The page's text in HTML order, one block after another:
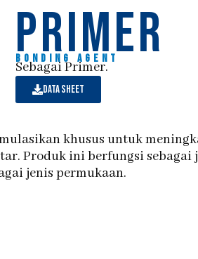
primer
Bonding agent
Sebagai Primer.
Data sheet
khusus untuk
Produk ini berfungsi
jenis permukaan.